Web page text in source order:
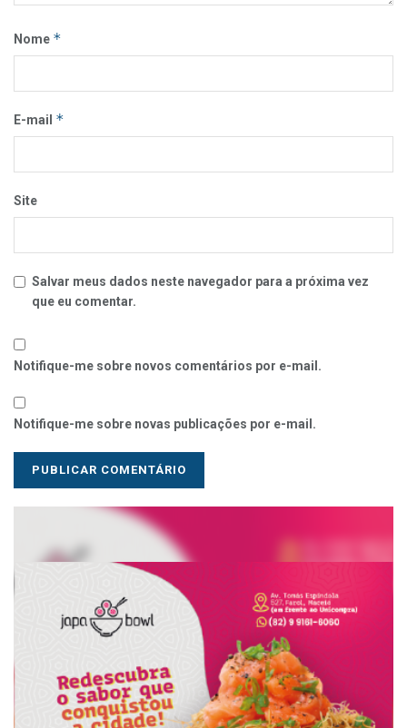
Nome *
E-mail *
Site
Salvar meus dados neste navegador para a próxima vez
que eu comentar.
Notifique-me sobre novos comentários por e-mail.
Notifique-me sobre novas publicações por e-mail.